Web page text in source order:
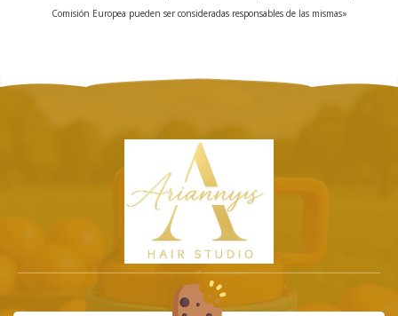
Comisión Europea pueden ser consideradas responsables de las mismas»